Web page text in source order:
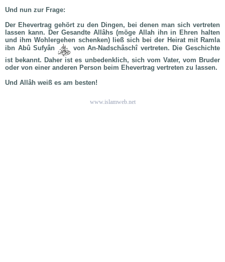
Und nun zur Frage:
Der Ehevertrag gehört zu den Dingen, bei denen man sich vertreten
lassen kann. Der Gesandte Allâhs (möge Allah ihn in Ehren halten
und ihm Wohlergehen schenken) ließ sich bei der Heirat mit Ramla
ibn Abû Sufyân
von An-Nadschâschî vertreten. Die Geschichte
ist bekannt. Daher ist es unbedenklich, sich vom Vater, vom Bruder
oder von einer anderen Person beim Ehevertrag vertreten zu lassen.
Und Allâh weiß es am besten!
www.islamweb.net